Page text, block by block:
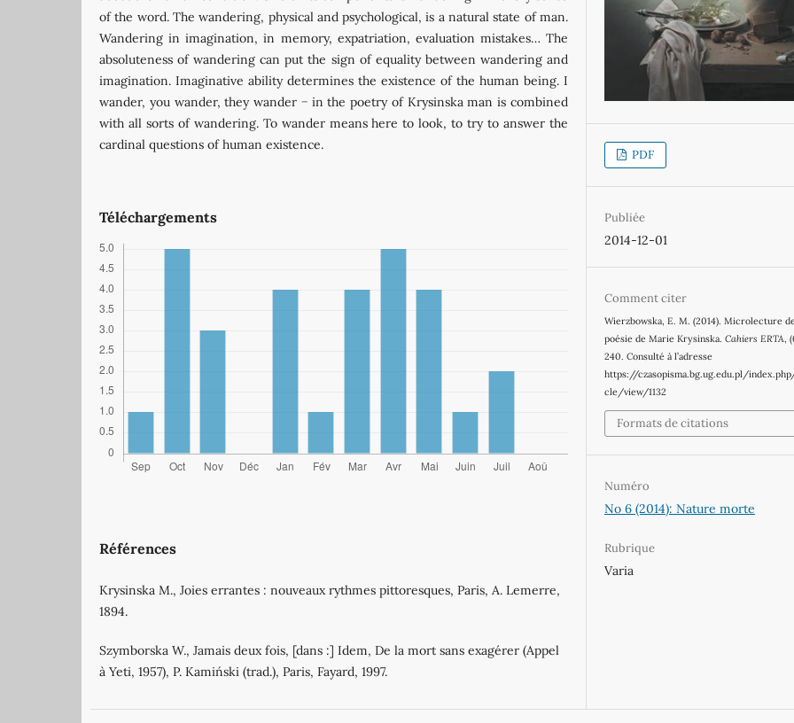
of the word. The wandering, physical and psychological, is a natural state of man.
Wandering in imagination, in memory, expatriation, evaluation mistakes… The
absoluteness of wandering can put the sign of equality between wandering and
imagination. Imaginative ability determines the existence of the human being. I
wander, you wander, they wander − in the poetry of Krysinska man is combined
with all sorts of wandering. To wander means here to look, to try to answer the
cardinal questions of human existence.
Téléchargements
Références
Krysinska M., Joies errantes : nouveaux rythmes pittoresques, Paris, A. Lemerre,
1894.
Szymborska W., Jamais deux fois, [dans :] Idem, De la mort sans exagérer (Appel
à Yeti, 1957), P. Kamiński (trad.), Paris, Fayard, 1997.
PDF
Publiée
2014-12-01
Comment citer
Wierzbowska, E. M. (2014). Microlecture
poésie de Marie Krysinska.Cahiers ERTA,
240. Consulté à l’adresse
https://czasopisma.bg.ug.edu.pl/
cle/view/1132
Formats de citations
Numéro
No 6 (2014): Nature morte
Rubrique
Varia